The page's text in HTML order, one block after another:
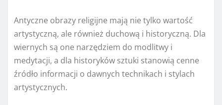
Antyczne obrazy religijne mają nie tylko wartość
artystyczną, ale również duchową i historyczną. Dla
wiernych są one narzędziem do modlitwy i
medytacji, a dla historyków sztuki stanowią cenne
źródło informacji o dawnych technikach i stylach
artystycznych.